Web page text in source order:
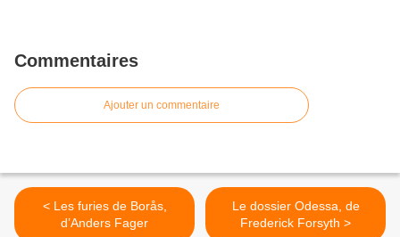
Commentaires
Ajouter un commentaire
< Les furies de Borås,
d’Anders Fager
Le dossier Odessa, de
Frederick Forsyth >